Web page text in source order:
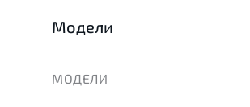
Модели
МОДЕЛИ